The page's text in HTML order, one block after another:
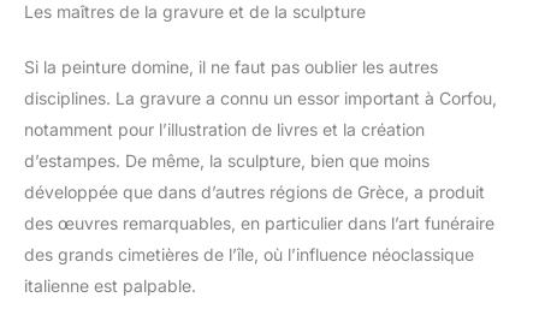
Les maîtres de la gravure et de la sculpture
Si la peinture domine, il ne faut pas oublier les autres
disciplines. La gravure a connu un essor important à Corfou,
notamment pour l’illustration de livres et la création
d’estampes. De même, la sculpture, bien que moins
développée que dans d’autres régions de Grèce, a produit
des œuvres remarquables, en particulier dans l’art funéraire
des grands cimetières de l’île, où l’influence néoclassique
italienne est palpable.